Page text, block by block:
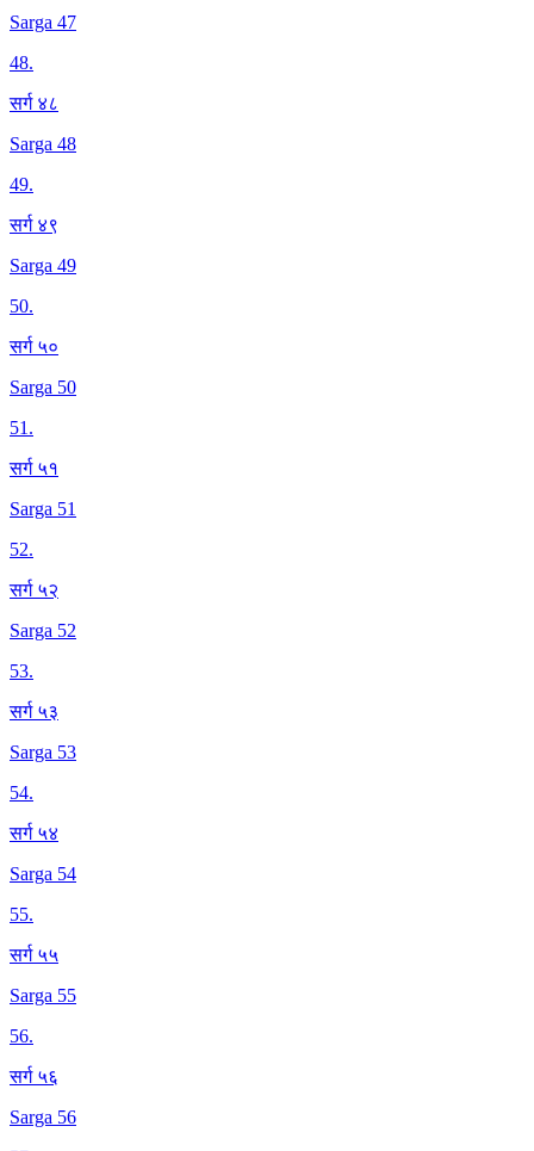
Sarga 47
48.
सर्ग ४८
Sarga 48
49.
सर्ग ४९
Sarga 49
50.
सर्ग ५०
Sarga 50
51.
सर्ग ५१
Sarga 51
52.
सर्ग ५२
Sarga 52
53.
सर्ग ५३
Sarga 53
54.
सर्ग ५४
Sarga 54
55.
सर्ग ५५
Sarga 55
56.
सर्ग ५६
Sarga 56